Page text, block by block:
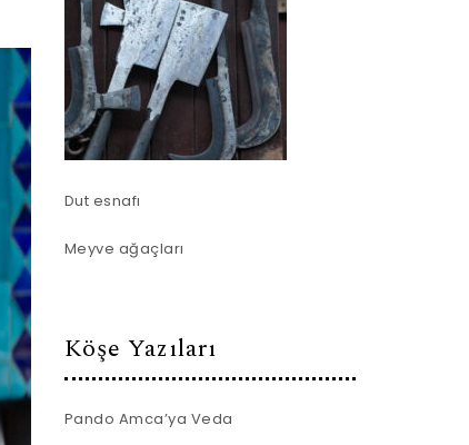
Dut esnafı
Meyve ağaçları
Köşe Yazıları
Pando Amca’ya Veda